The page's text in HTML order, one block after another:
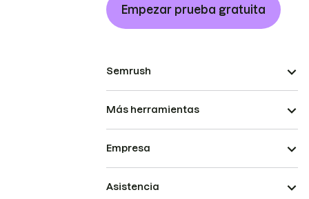
Empezar prueba gratuita
Semrush
Más herramientas
Empresa
Asistencia